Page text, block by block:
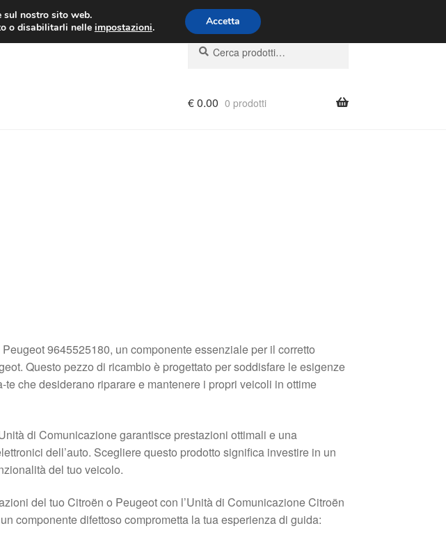
Lun-Ven 9:00 - 16:00 800 580 290
Cerca:
Cerca
€0.00 0 prodotti
9645525180, un componente essenziale per il corretto
Questo pezzo di ricambio è progettato per soddisfare le esigenze
che desiderano riparare e mantenere i propri veicoli in ottime
di Comunicazione garantisce prestazioni ottimali e una
dell’auto. Scegliere questo prodotto significa investire in un
del tuo veicolo.
del tuo Citroën o Peugeot con l’Unità di Comunicazione Citroën
componente difettoso comprometta la tua esperienza di guida:
sul nostro sito web.
o disabilitarli nelle impostazioni. Accetta